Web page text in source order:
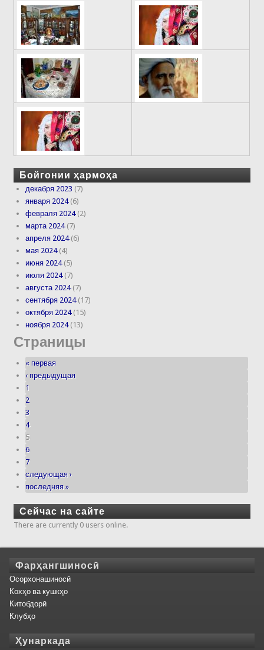
Бойгонии ҳармоҳа
декабря 2023 (7)
января 2024(6)
февраля 2024(2)
марта 2024(7)
апреля 2024(6)
мая 2024(4)
июня 2024(5)
июля 2024(7)
августа 2024(7)
сентября 2024(17)
октября 2024(15)
ноября 2024(13)
Страницы
« первая
‹ предыдущая
1
2
3
4
5
6
7
следующая ›
последняя »
Сейчас на сайте
There are currently 0 users online.
Фарҳангшиносӣ
Осорхонашиносӣ
Кохҳо ва кушкҳо
Китобдорӣ
Клубҳо
Ҳунаркада